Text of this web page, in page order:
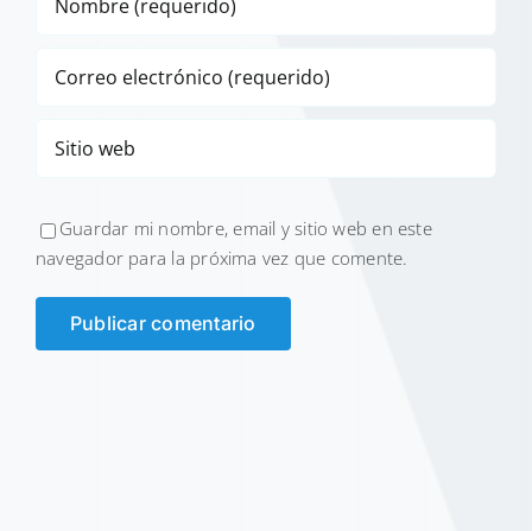
Guardar mi nombre, email y sitio web en este
navegador para la próxima vez que comente.